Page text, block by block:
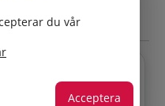
du vår
Acceptera